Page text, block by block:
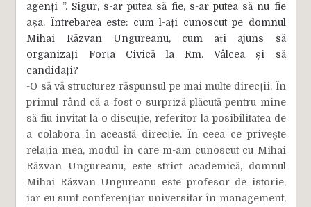
agenți ”. Sigur, s-ar putea să fie, s-ar putea să nu fie
așa. Întrebarea este: cum l-ați cunoscut pe domnul
Mihai Răzvan Ungureanu, cum ați ajuns să
organizați Forța Civică la Rm. Vâlcea și să
candidați?
-O să vă structurez răspunsul pe mai multe direcții. În
primul rând că a fost o surpriză plăcută pentru mine
să fiu invitat la o discuție, referitor la posibilitatea de
a colabora în această direcție. În ceea ce privește
relația mea, modul în care m-am cunoscut cu Mihai
Răzvan Ungureanu, este strict academică, domnul
Mihai Răzvan Ungureanu este profesor de istorie,
iar eu sunt conferențiar universitar în management,